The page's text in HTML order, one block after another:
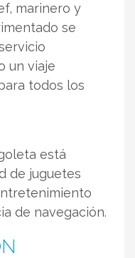
marinero y
se
un viaje
todos los
está
de juguetes
de navegación.